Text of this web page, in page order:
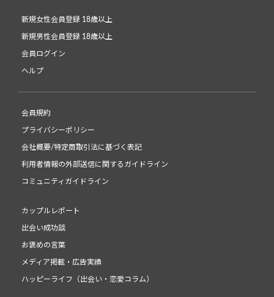
新規女性会員登録 18歳以上
新規男性会員登録 18歳以上
会員ログイン
ヘルプ
会員規約
プライバシーポリシー
会社概要/特定商取引法に基づく表記
利用者情報の外部送信に関するガイドライン
コミュニティガイドライン
カップルレポート
出会い成功談
お褒めの言葉
メディア掲載・広告実績
ハッピーライフ（出会い・恋愛コラム）